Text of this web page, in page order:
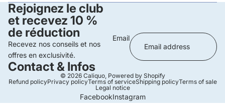
Rejoignez le club
et recevez 10 %
de réduction
Recevez nos conseils et nos
offres en exclusivité.
Email
Contact & Infos
© 2026 Caliquo, Powered by Shopify
Refund policyPrivacy policyTerms of serviceShipping policyTerms of sale
Legal notice
FacebookInstagram